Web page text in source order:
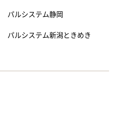
パルシステム静岡
パルシステム新潟ときめき